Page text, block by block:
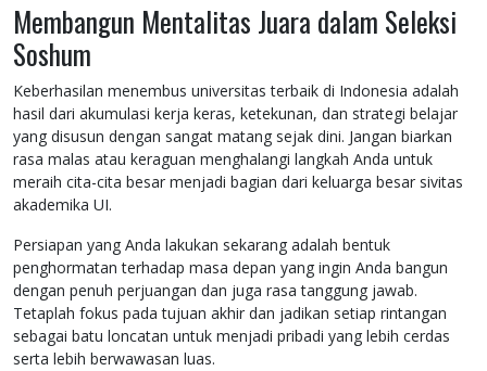
Membangun Mentalitas Juara dalam Seleksi
Soshum
Keberhasilan menembus universitas terbaik di Indonesia adalah
hasil dari akumulasi kerja keras, ketekunan, dan strategi belajar
yang disusun dengan sangat matang sejak dini. Jangan biarkan
rasa malas atau keraguan menghalangi langkah Anda untuk
meraih cita-cita besar menjadi bagian dari keluarga besar sivitas
akademika UI.
Persiapan yang Anda lakukan sekarang adalah bentuk
penghormatan terhadap masa depan yang ingin Anda bangun
dengan penuh perjuangan dan juga rasa tanggung jawab.
Tetaplah fokus pada tujuan akhir dan jadikan setiap rintangan
sebagai batu loncatan untuk menjadi pribadi yang lebih cerdas
serta lebih berwawasan luas.